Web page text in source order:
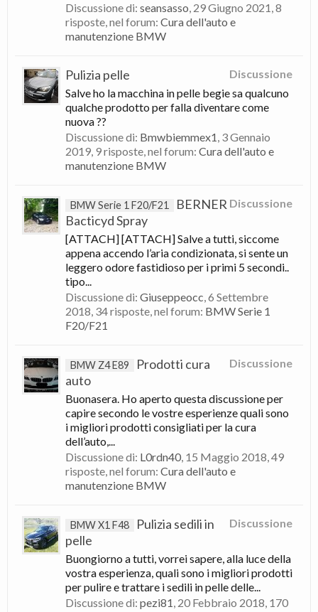
Discussione di: seansasso, 29 Giugno 2021, 8
risposte, nel forum: Cura dell'auto e
manutenzione BMW
Discussione
Pulizia pelle
Salve ho la macchina in pelle begie sa qualcuno
qualche prodotto per falla diventare come
nuova ??
Discussione di: Bmwbiemmex1, 3 Gennaio
2019, 9 risposte, nel forum: Cura dell'auto e
manutenzione BMW
Discussione
BMW Serie 1 F20/F21
BERNER
Bacticyd Spray
[ATTACH] [ATTACH] Salve a tutti, siccome
appena accendo l’aria condizionata, si sente un
leggero odore fastidioso per i primi 5 secondi..
tipo...
Discussione di: Giuseppeocc,6 Settembre
2018, 34 risposte, nel forum: BMW Serie 1
F20/F21
Discussione
BMW Z4 E89
Prodotti cura
auto
Buonasera. Ho aperto questa discussione per
capire secondo le vostre esperienze quali sono
i migliori prodotti consigliati per la cura
dell’auto,...
Discussione di: L0rdn40, 15 Maggio 2018, 49
risposte, nel forum: Cura dell'auto e
manutenzione BMW
Discussione
BMW X1 F48
Pulizia sedili in
pelle
Buongiorno a tutti, vorrei sapere, alla luce della
vostra esperienza, quali sono i migliori prodotti
per pulire e trattare i sedili in pelle delle...
Discussione di: pezi81, 20 Febbraio 2018, 170